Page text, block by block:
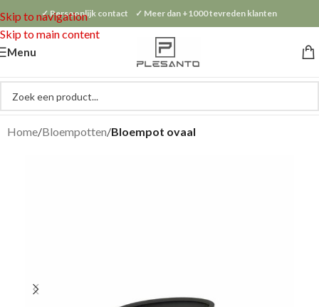
Skip to navigation
Skip to main content
✓ Persoonlijk contact ✓ Meer dan +1000 tevreden klanten
Menu
Home Bloempotten Bloempot ovaal